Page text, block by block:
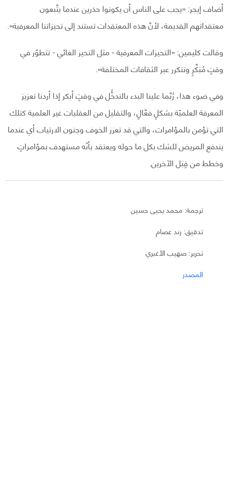
أضاف إيجر: «يجب على الناس أن يكونوا حذرين عندما يتَّبعون
معتقداتهم القديمة، لأنَّ هذه المعتقدات تستند إلى تحيزاتنا المعرفية».
وقالت كليمين: «التحيزات المعرفية - مثل التحيز الغائي - تتطوّر في
وقتٍ مُبَكِّرٍ وتتكرر عبر الثقافات المختلفة».
وفي ضوء هذا، رُبَّما علينا البدء بالتدخُّل في وقتٍ أبكر إذا أردنا تعزيز
المعرفة العلميّة بشكلٍ فعَّالٍ، والتقليل من العقليات غير العلمية كتلك
التي تؤمن بالمؤامرات، والتي قد تعزز الخوف وجنون الارتياب أي عندما
يندفع المريض للشك بكل ما حوله ويعتقد بأنّه مستهدف بمؤامراتٍ
وخطط من قِبَل الآخرين.
ترجمة: محمد يحيى حسين
تدقيق: رند عصام
تحرير: صهيب الأغبري
المصدر